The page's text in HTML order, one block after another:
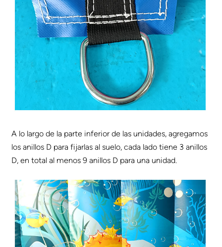
A lo largo de la parte inferior de las unidades, agregamos
los anillos D para fijarlas al suelo, cada lado tiene 3 anillos
D, en total al menos 9 anillos D para una unidad.